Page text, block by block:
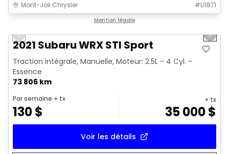
Mont-Joli Chrysler #U1871
Mention légale
Vidéo disponible
Previous slide Next
2021 Subaru WRX STI Sport
Traction intégrale, Manuelle, Moteur: 2.5L - 4 Cyl. -
Essence
73 806 km
Par semaine + tx
130$
+ tx
35 000$
Voir les détails